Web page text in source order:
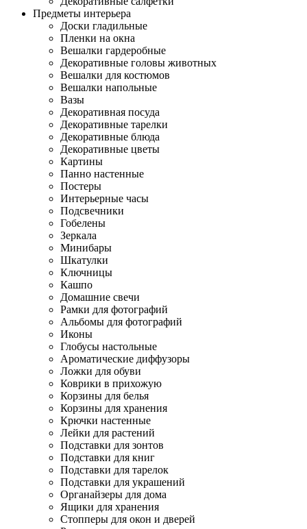
Предметы интерьера
Доски гладильные
Пленки на окна
Вешалки гардеробные
Декоративные головы животных
Вешалки для костюмов
Вешалки напольные
Вазы
Декоративная посуда
Декоративные тарелки
Декоративные блюда
Декоративные цветы
Картины
Панно настенные
Постеры
Интерьерные часы
Подсвечники
Гобелены
Зеркала
Минибары
Шкатулки
Ключницы
Кашпо
Домашние свечи
Рамки для фотографий
Альбомы для фотографий
Иконы
Глобусы настольные
Ароматические диффузоры
Ложки для обуви
Коврики в прихожую
Корзины для белья
Корзины для хранения
Крючки настенные
Лейки для растений
Подставки для зонтов
Подставки для книг
Подставки для тарелок
Подставки для украшений
Органайзеры для дома
Ящики для хранения
Стопперы для окон и дверей